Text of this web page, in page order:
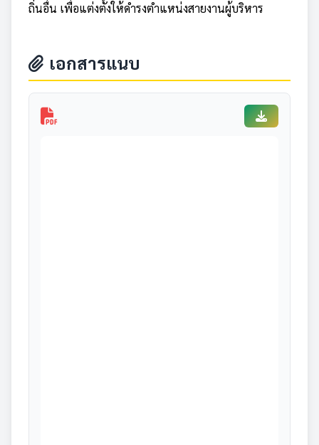
ถิ่นอื่น เพื่อแต่งตั้งให้ดำรงตำแหน่งสายงานผู้บริหาร
เอกสารแนบ